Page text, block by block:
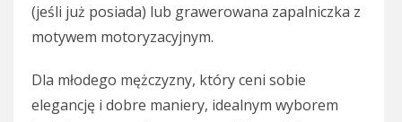
(jeśli już posiada) lub grawerowana zapalniczka z
motywem motoryzacyjnym.
Dla młodego mężczyzny, który ceni sobie
elegancję i dobre maniery, idealnym wyborem